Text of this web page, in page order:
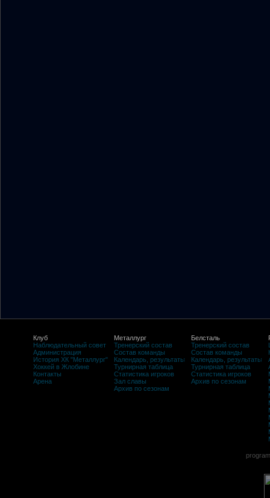
Клуб
Наблюдательный совет
Администрация
История ХК "Металлург"
Хоккей в Жлобине
Контакты
Арена
Металлург
Тренерский состав
Состав команды
Календарь, результаты
Турнирная таблица
Статистика игроков
Зал славы
Архив по сезонам
Белсталь
Тренерский состав
Состав команды
Календарь, результаты
Турнирная таблица
Статистика игроков
Архив по сезонам